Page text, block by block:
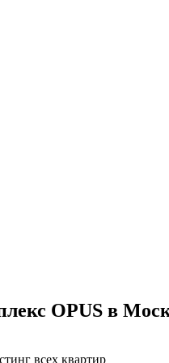
OPUS в
всех квартир